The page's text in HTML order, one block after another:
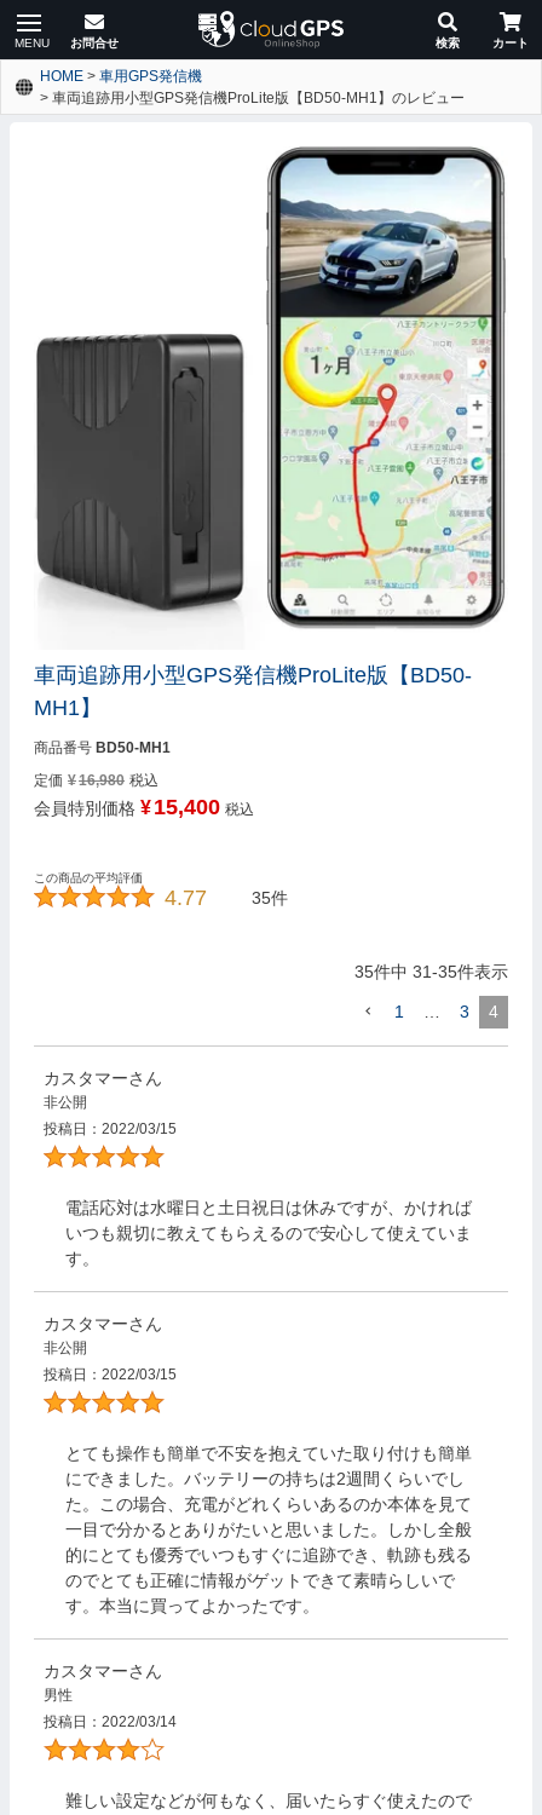
HOME
車用GPS発信機
車両追跡用小型GPS発信機ProLite版【BD50-MH1】のレビュー
車両追跡用小型GPS発信機ProLite版【BD50-
MH1】
商品番号 BD50-MH1
定価 ¥16,980 税込
会員特別価格 ¥15,400 税込
4.77 35
35件中 31-35件表示
1 3 4
カスタマー
非公開
投稿日
2022/03/15
電話応対は水曜日と土日祝日は休みですが、かければ
いつも親切に教えてもらえるので安心して使えていま
す。
カスタマー
非公開
投稿日
2022/03/15
とても操作も簡単で不安を抱えていた取り付けも簡単
にできました。バッテリーの持ちは2週間くらいでし
た。この場合、充電がどれくらいあるのか本体を見て
一目で分かるとありがたいと思いました。しかし全般
的にとても優秀でいつもすぐに追跡でき、軌跡も残る
のでとても正確に情報がゲットできて素晴らしいで
す。本当に買ってよかったです。
カスタマー
男性
投稿日
2022/03/14
難しい設定などが何もなく、届いたらすぐ使えたので